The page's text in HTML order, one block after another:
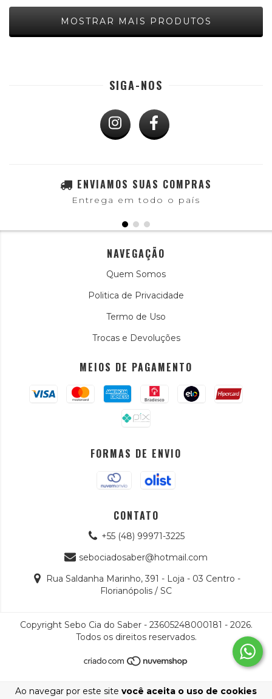
Ao navegar por este site você aceita o uso de cookies
MOSTRAR MAIS PRODUTOS
SIGA-NOS
ENVIAMOS SUAS COMPRAS
Entrega em todo o país
NAVEGAÇÃO
Quem Somos
Politica de Privacidade
Termo de Uso
Trocas e Devoluções
MEIOS DE PAGAMENTO
FORMAS DE ENVIO
CONTATO
+55 (48) 99971-3225
sebociadosaber@hotmail.com
Rua Saldanha Marinho, 391 - Loja - 03 Centro -
Florianópolis / SC
Copyright Sebo Cia do Saber - 23605248000181 - 2026.
Todos os direitos reservados.